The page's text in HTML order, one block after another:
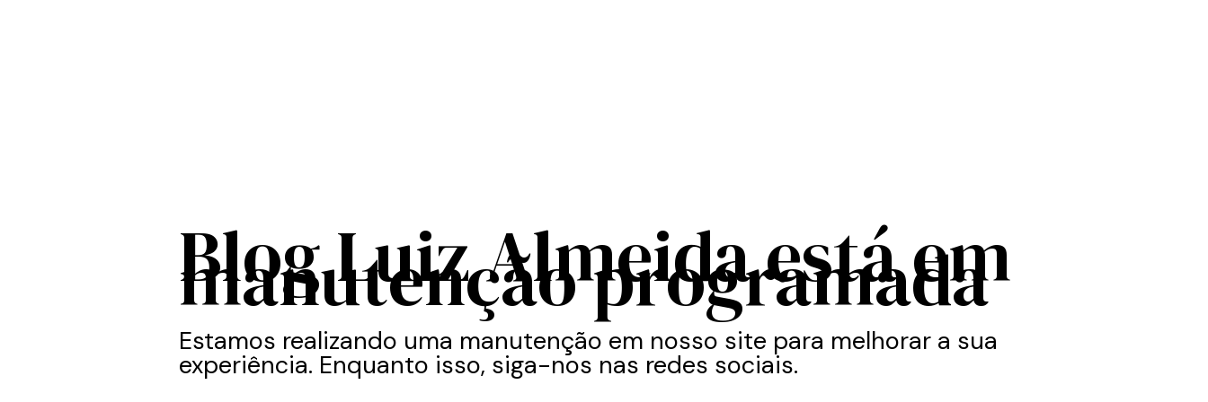
Blog Luiz Almeida está em
manutenção programada
Estamos realizando uma manutenção em nosso site para melhorar a sua
experiência. Enquanto isso, siga-nos nas redes sociais.